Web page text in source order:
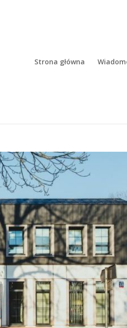
Strona główna